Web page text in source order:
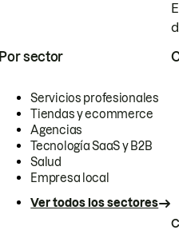
Por sector
Servicios profesionales
Tiendas y ecommerce
Agencias
Tecnología SaaS y B2B
Salud
Empresa local
Ver todos los sectores